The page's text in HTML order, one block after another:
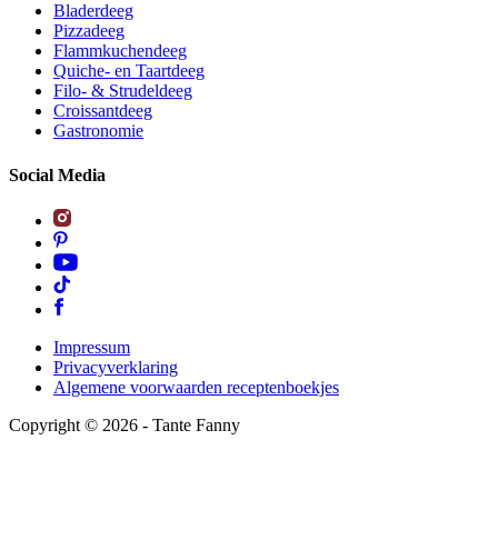
Bladerdeeg
Pizzadeeg
Flammkuchendeeg
Quiche- en Taartdeeg
Filo- & Strudeldeeg
Croissantdeeg
Gastronomie
Social Media
Impressum
Privacyverklaring
Algemene voorwaarden receptenboekjes
Copyright © 2026 - Tante Fanny